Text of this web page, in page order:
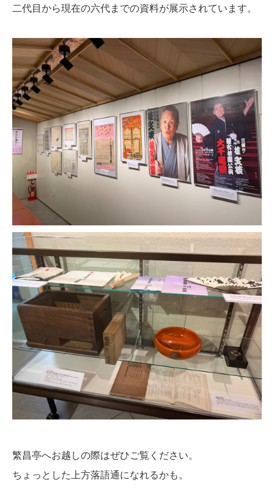
二代目から現在の六代までの資料が展示されています。
繁昌亭へお越しの際はぜひご覧ください。
ちょっとした上方落語通になれるかも。